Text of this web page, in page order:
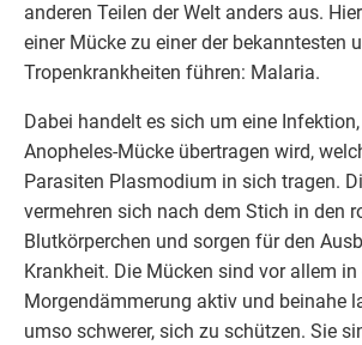
anderen Teilen der Welt anders aus.
einer Mücke zu einer der bekanntesten
Tropenkrankheiten führen: Malaria.
Dabei handelt es sich um eine
Anopheles-Mücke übertragen wird,
Parasiten Plasmodium in sich tragen.
vermehren sich nach dem Stich in den
Blutkörperchen und sorgen für den
Krankheit. Die Mücken sind vor allem in
Morgendämmerung aktiv und beinahe
umso schwerer, sich zu schützen. Sie